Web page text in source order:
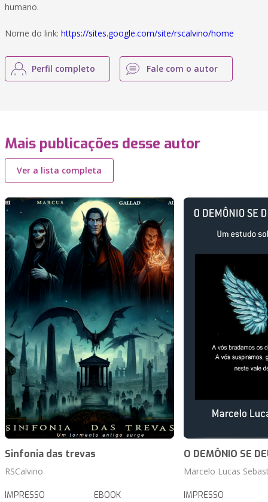
humano.
Nome do link: https://sites.google.com/site/rscalvino/home
Perfil completo Fale com o autor
Mais publicações desse autor
Ver a lista completa
Sinfonia das trevas
RSCalvino
IMPRESSO EBOOK
O DEMÔNIO SE
Marcelo Lucas
IMPRESSO